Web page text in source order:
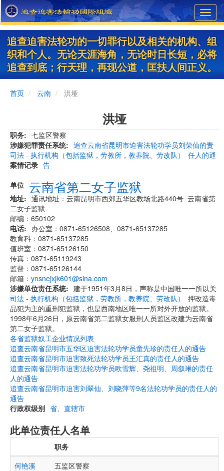
Skip
to
main
content
追查迫害法轮功的一切罪行以及相关的机构、组
织和个人。无论天涯海角，无论时日长短，必将
追查到底；行天理，再现公道，匡扶人间正义。
首页 云南 洪垭
洪垭
职务
七监区警察
涉嫌犯罪责任系统
司法 - 执行机构（包括监狱，劳教所，教养院、劳改队）
案情记录
追查云南省昆明市迫害法轮功学员刘荣仙的责
任人的通
告
单位 云南省第二女子监狱
地址
通讯地址：云南昆明市西郊五华区教场北路440号 云南省第
二女子监狱
邮编：650102
电话
办公室：0871-65126508、0871-65137285
教育科：0871-65137285
值班室：0871-65126150
传真：0871-65119243
监督：0871-65126144
邮箱： ynsnejxjk601@sina.com
涉嫌单位责任系统
司法 - 执行机构（包括监狱，劳教所，教养院、劳改队）
建于1951年3月8日，声称是中国唯一一所以关
押改造毒
品犯为主的重刑犯监狱，也是西南地区唯一一所对外开放的监狱。
1998年6月26日，原云南省第二监狱女服刑人员监区改建为云南省
第二女子监狱。
各省监狱奴工企业情况列表
追查云南省昆明市五华区迫害法轮功学员童先珍的责任人的通告
追查云南省昆明市迫害致死法轮功学员王汇真的责任人的通告
追查云南省昆明市迫害法轮功学员欧雪辉、尧祖明、周叙琳的责任
人的通告
追查云南省昆明市迫害刘翠仙、刘晓萍等9名法轮功学员的责任人的
通告
行政权级别 省、直辖市
此单位责任人名单
职务
何艳溪
五监区警察